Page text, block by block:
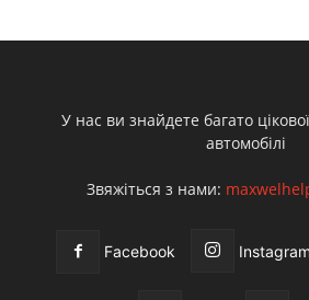
У нас ви знайдете багато
автомобілі
Звяжіться з нами:
Facebook Instagram